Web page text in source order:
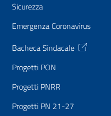
Sicurezza
Emergenza Coronavirus
Bacheca Sindacale
Progetti PON
Progetti PNRR
Progetti PN 21-27